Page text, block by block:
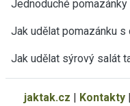
Jednoduché
Jak udělat pomazánku
Jak udělat sýrový salát
jaktak.cz | Kontakty|